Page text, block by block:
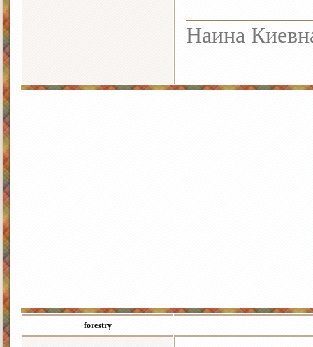
Наина
forestry